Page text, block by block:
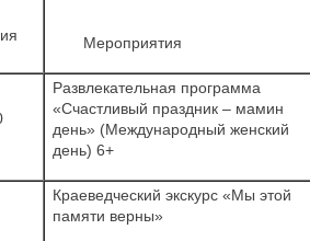
Мероприятия
Развлекательная программа
«Счастливый праздник – мамин
день» (Международный женский
день) 6+
Краеведческий экскурс «Мы этой
памяти верны»